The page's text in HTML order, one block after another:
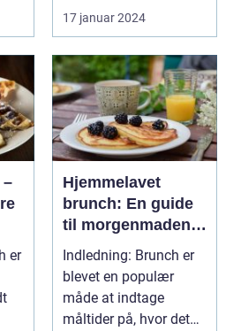
smagsoplevelse
Introduk...
17 januar 2024
er
Hjemmelavet
brunch: En guide
til morgenmadens
fornøjelse
Indledning: Brunch er
blevet en populær
måde at indtage
måltider på, hvor det